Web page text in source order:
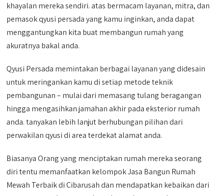
khayalan mereka sendiri. atas bermacam layanan, mitra, dan
pemasok qyusi persada yang kamu inginkan, anda dapat
menggantungkan kita buat membangun rumah yang
akuratnya bakal anda.
Qyusi Persada memintakan berbagai layanan yang didesain
untuk meringankan kamu di setiap metode teknik
pembangunan – mulai dari memasang tulang beragangan
hingga mengasihkan jamahan akhir pada eksterior rumah
anda. tanyakan lebih lanjut berhubungan pilihan dari
perwakilan qyusi di area terdekat alamat anda.
Biasanya Orang yang menciptakan rumah mereka seorang
diri tentu memanfaatkan kelompok Jasa Bangun Rumah
Mewah Terbaik di Cibarusah dan mendapatkan kebaikan dari